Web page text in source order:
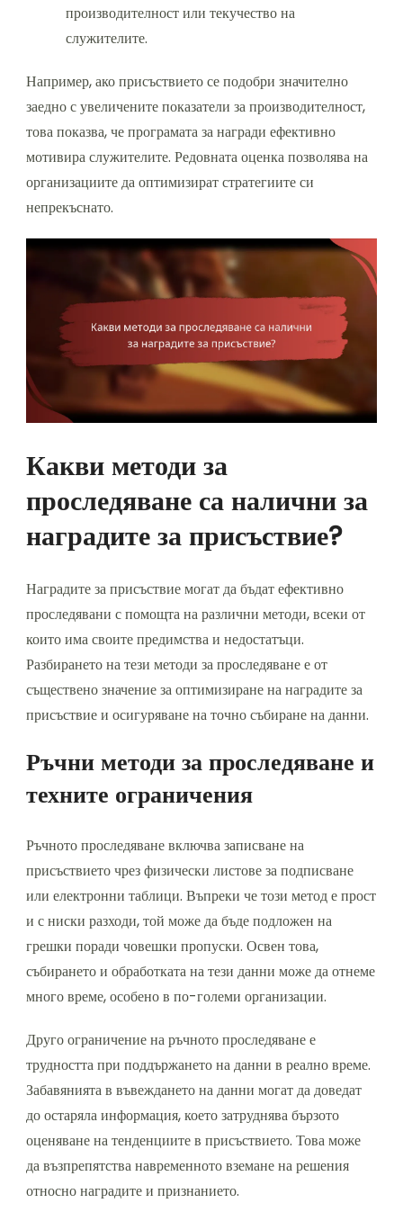
производителност или текучество на
служителите.
Например, ако присъствието се подобри значително
заедно с увеличените показатели за производителност,
това показва, че програмата за награди ефективно
мотивира служителите. Редовната оценка позволява на
организациите да оптимизират стратегиите си
непрекъснато.
Какви методи за
проследяване са налични за
наградите за присъствие?
Наградите за присъствие могат да бъдат ефективно
проследявани с помощта на различни методи, всеки от
които има своите предимства и недостатъци.
Разбирането на тези методи за проследяване е от
съществено значение за оптимизиране на наградите за
присъствие и осигуряване на точно събиране на данни.
Ръчни методи за проследяване и
техните ограничения
Ръчното проследяване включва записване на
присъствието чрез физически листове за подписване
или електронни таблици. Въпреки че този метод е прост
и с ниски разходи, той може да бъде подложен на
грешки поради човешки пропуски. Освен това,
събирането и обработката на тези данни може да отнеме
много време, особено в по-големи организации.
Друго ограничение на ръчното проследяване е
трудността при поддържането на данни в реално време.
Забавянията в въвеждането на данни могат да доведат
до остаряла информация, което затруднява бързото
оценяване на тенденциите в присъствието. Това може
да възпрепятства навременното вземане на решения
относно наградите и признанието.